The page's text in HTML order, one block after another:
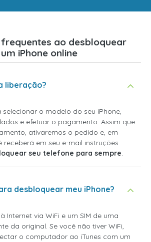
ao desbloquear
um iPhone online
liberação?
selecionar o modelo do seu iPhone,
e efetuar o pagamento. Assim que
ativaremos o pedido e, em
receberá em seu e-mail instruções
seu telefone para sempre.
desbloquear meu iPhone?
Internet via WiFi e um SIM de uma
da original. Se você não tiver WiFi,
o computador ao iTunes com um